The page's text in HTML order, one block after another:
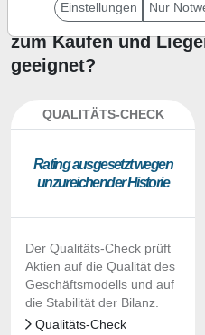
Ist die Aktie von
zum Kaufen und
geeignet?
QUALITÄTS-CHECK
Ra­ting aus­ge­setzt we­gen
un­zu­rei­chen­der His­to­rie
Der Qualitäts-Check prüft
Aktien auf die Qualität des
Geschäftsmodells und auf
die Stabilität der Bilanz.
Qualitäts-Check
Einstellungen Nur